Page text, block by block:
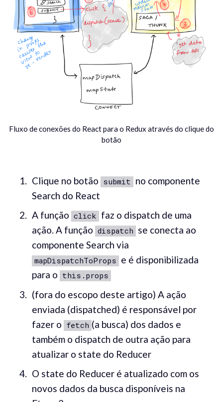
Fluxo de conexões do React para o Redux através do clique do
botão
Clique no botão submit no componente
Search do React
A função click faz o dispatch de uma
ação. A função dispatch se conecta ao
componente Search via
mapDispatchToProps e é disponibilizada
para o this.props
(fora do escopo deste artigo) A ação
enviada (dispatched) é responsável por
fazer o fetch (a busca) dos dados e
também o dispatch de outra ação para
atualizar o state do Reducer
O state do Reducer é atualizado com os
novos dados da busca disponíveis na